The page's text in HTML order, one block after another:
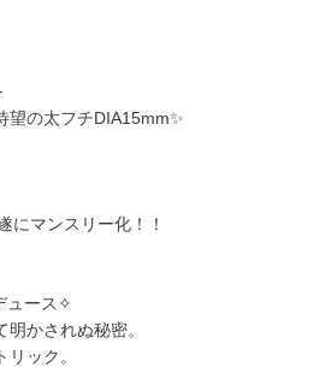
望の太フチDIA15mm✨️
にマンスリー化！！
ュース✧
かされぬ秘密。
ック。